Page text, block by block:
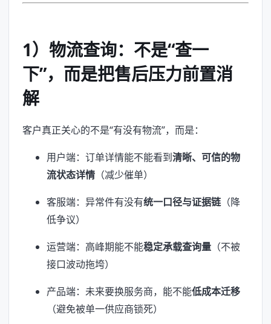
1）物流查询：不是“查一
下”，而是把售后压力前置消
解
客户真正关心的不是“有没有物流”，而是：
用户端：订单详情能不能看到清晰、可信的物
流状态详情 （减少催单）
客服端：异常件有没有统一口径与证据链（降
低争议）
运营端：高峰期能不能稳定承载查询量 （不被
接口波动拖垮）
产品端：未来要换服务商，能不能低成本迁移
（避免被单一供应商锁死）